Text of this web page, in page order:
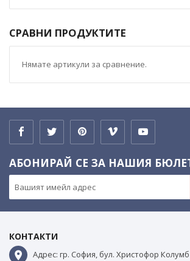
СРАВНИ ПРОДУКТИТЕ
Нямате артикули за сравнение.
АБОНИРАЙ СЕ ЗА НАШИЯ
КОНТАКТИ
Адрес: гр. София, бул. Христофор